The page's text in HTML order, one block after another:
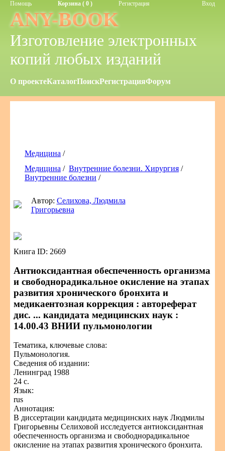
Помощь Корзина ( 0 ) Регистрация Вход
ANY-BOOK
Изготовление электронных
копий любых изданий
О проектеКаталогПоискРегистрацияФорум
Медицина /
Медицина / Внутренние болезни. Хирургия /
Внутренние болезни /
Автор: Селихова, Людмила
Григорьевна
Книга ID: 2669
Антиоксидантная обеспеченность организма
и свободнорадикальное окисление на этапах
развития хронического бронхита и
медикаентозная коррекция : автореферат
дис. ... кандидата медицинских наук :
14.00.43 ВНИИ пульмонологии
Тематика, ключевые слова:
Пульмонология.
Сведения об издании:
Ленинград 1988
24 с.
Язык:
rus
Аннотация:
В диссертации кандидата медицинских наук Людмилы
Григорьевны Селиховой исследуется антиоксидантная
обеспеченность организма и свободнорадикальное
окисление на этапах развития хронического бронхита.